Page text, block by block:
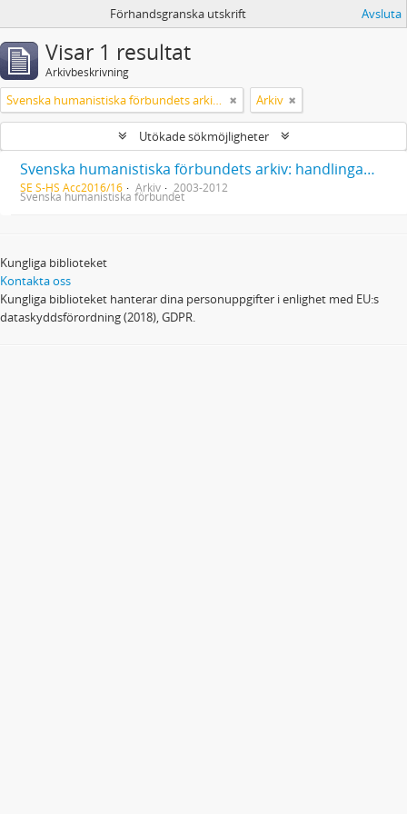
Förhandsgranska utskrift Avsluta
Visar 1 resultat
Arkivbeskrivning
Svenska humanistiska förbundets arkiv: handlingar 2003-2012 Arkiv
Utökade sökmöjligheter
Svenska humanistiska förbundets arkiv: handlingar 2003-2012
SE S-HS Acc2016/16 Arkiv 2003-2012
Svenska humanistiska förbundet
Kungliga biblioteket
Kontakta oss
Kungliga biblioteket hanterar dina personuppgifter i enlighet med EU:s
dataskyddsförordning (2018), GDPR.